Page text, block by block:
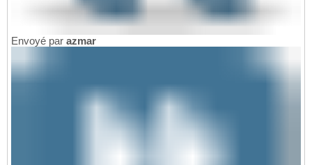
Envoyé par azmar